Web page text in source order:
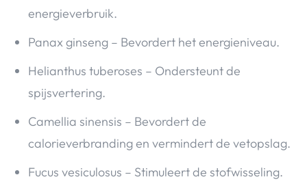
energieverbruik.
Panax ginseng – Bevordert het energieniveau.
Helianthus tuberoses – Ondersteunt de
spijsvertering.
Camellia sinensis – Bevordert de
calorieverbranding en vermindert de vetopslag.
Fucus vesiculosus – Stimuleert de stofwisseling.